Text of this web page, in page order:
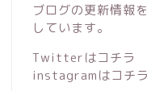
ブログの更新情
しています。
Twitterはコチラ
instagramはコチラ